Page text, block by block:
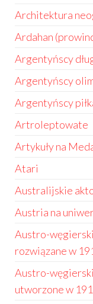
Architektura
Ardahan
Argentyńscy
Argentyńscy
Argentyńscy
Artroleptowate
Artykuły na
Atari
Australijskie
Austria na
Austro-
rozwiązane w
Austro-
utworzone w